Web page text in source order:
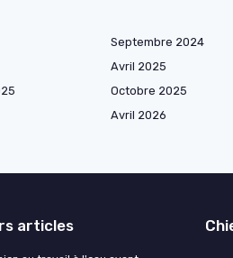
Septembre 2024
Avril 2025
Octobre 2025
Avril 2026
articles